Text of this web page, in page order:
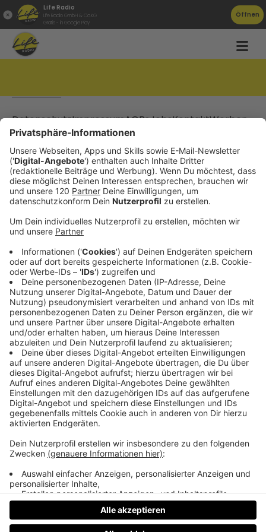
Life Radio
Life Radio GmbH & Co.KG
Gratis - in Google Play
Öffnen
einreichen
DatenschutzImpressumAGBsJobsKontaktWerben